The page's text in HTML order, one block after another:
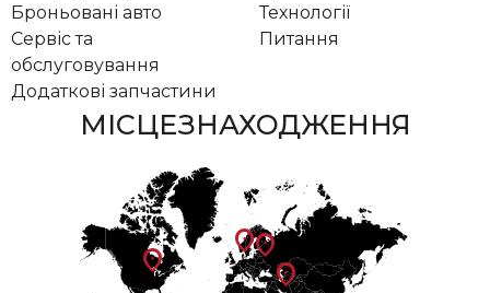
Броньовані авто
Технології
Сервіс та
обслуговування
Питання
Додаткові запчастини
МІСЦЕЗНАХОДЖЕННЯ
location_on
location_on
location_on
location_on